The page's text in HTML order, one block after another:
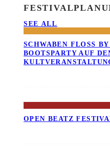
SEE ALL
SCHWABEN FLOSS
OOTSPARTY AUF
OPEN BEATZ